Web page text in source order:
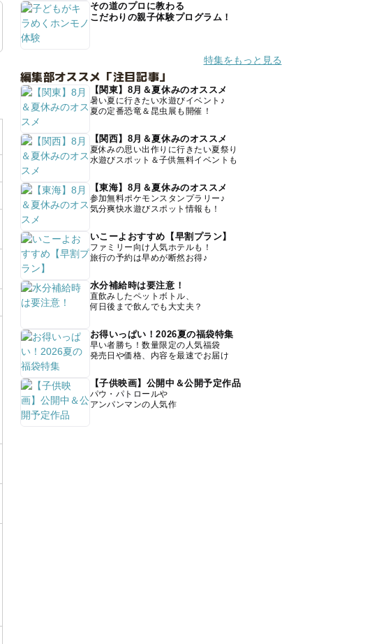
その道のプロに教わる
こだわりの親子体験プログラム！
特集をもっと見る
編集部オススメ「注目記事」
【関東】8月＆夏休みのオススメ
暑い夏に行きたい水遊びイベント♪
夏の定番恐竜＆昆虫展も開催！
【関西】8月＆夏休みのオススメ
夏休みの思い出作りに行きたい夏祭り
水遊びスポット＆子供無料イベントも
【東海】8月＆夏休みのオススメ
参加無料ポケモンスタンプラリー♪
気分爽快水遊びスポット情報も！
いこーよおすすめ【早割プラン】
ファミリー向け人気ホテルも！
旅行の予約は早めが断然お得♪
水分補給時は要注意！
直飲みしたペットボトル、
何日後まで飲んでも大丈夫？
お得いっぱい！2026夏の福袋特集
早い者勝ち！数量限定の人気福袋
発売日や価格、内容を最速でお届け
【子供映画】公開中＆公開予定作品
パウ・パトロールや
アンパンマンの人気作